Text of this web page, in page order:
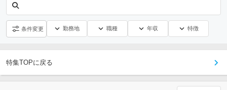
条件変更 勤務地 職種 年収 特徴
特集TOPに戻る